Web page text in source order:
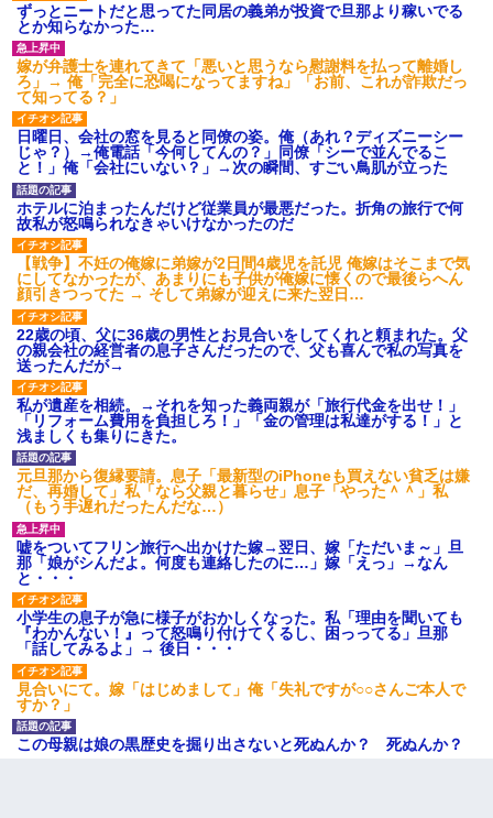
【考察】兄嫁急死の1年後、兄が引越すというので手伝いに
行ったら下着が入った引き出しの奥にとんでもないモノを
見つけた
さっき嫁から、「愛しています」ってメールが届いた。俺
も「愛してます」って送ったら
夫の友達がBBQを定期的に開催して夫婦で参加してたんだ
けど、女性側のリーダーみたいな人に「BBQは友達とやり
なよ！」と言われて…
体中に赤い蕁麻疹みたいなのができて、皮膚科にいったら
「ジベル薔薇色ひこう疹」という症状だと言われた
22歳の頃、父に36歳の男性とお見合いをしてくれと頼まれ
た。父の親会社の経営者の息子さんだったので、父も喜ん
で私の写真を送ったんだが→
[緊急]ベロベロの女に声をかけて行為してきた結果
彼女との行為を録画した結果→衝撃の事実が判明したｗｗ
ｗｗｗｗ
ずっとニートだと思ってた同居の義弟が投資で旦那より稼いでる
とか知らなかった…
嫁が弁護士を連れてきて「悪いと思うなら慰謝料を払って離婚し
ろ」→ 俺「完全に恐喝になってますね」「お前、これが詐欺だっ
て知ってる？」
日曜日、会社の窓を見ると同僚の姿。俺（あれ？ディズニーシー
じゃ？）→俺電話「今何してんの？」同僚「シーで並んでるこ
と！」俺「会社にいない？」→次の瞬間、すごい鳥肌が立った
ホテルに泊まったんだけど従業員が最悪だった。折角の旅行で何
故私が怒鳴られなきゃいけなかったのだ
【戦争】不妊の俺嫁に弟嫁が2日間4歳児を託児 俺嫁はそこまで気
にしてなかったが、あまりにも子供が俺嫁に懐くので最後らへん
顔引きつってた → そして弟嫁が迎えに来た翌日…
22歳の頃、父に36歳の男性とお見合いをしてくれと頼まれた。父
の親会社の経営者の息子さんだったので、父も喜んで私の写真を
送ったんだが→
私が遺産を相続。→それを知った義両親が「旅行代金を出せ！」
「リフォーム費用を負担しろ！」「金の管理は私達がする！」と
浅ましくも集りにきた。
元旦那から復縁要請。息子「最新型のiPhoneも買えない貧乏は嫌
だ、再婚して」私「なら父親と暮らせ」息子「やった＾＾」私
（もう手遅れだったんだな…）
嘘をついてフリン旅行へ出かけた嫁→翌日、嫁「ただいま～」旦
那「娘がシんだよ。何度も連絡したのに…」嫁「えっ」→なん
と・・・
小学生の息子が急に様子がおかしくなった。私「理由を聞いても
『わかんない！』って怒鳴り付けてくるし、困っってる」旦那
「話してみるよ」→ 後日・・・
見合いにて。嫁「はじめまして」俺「失礼ですが○○さんご本人で
すか？」
この母親は娘の黒歴史を掘り出さないと死ぬんか？ 死ぬんか？